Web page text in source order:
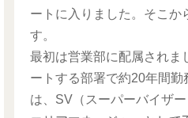
ートに入りました。そこか
す。
最初は営業部に配属されま
ートする部署で約20年間
は、SV（スーパーバイザ